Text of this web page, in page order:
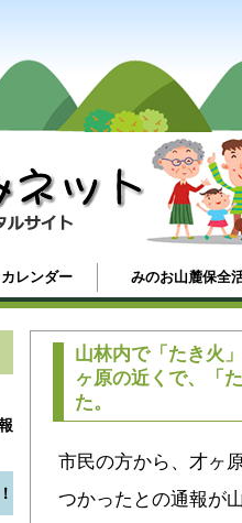
レンダー みのお山麓保全
山林内で「たき火
ヶ原の近くで、「
た。
市民の方から、才ヶ
つかったとの通報が